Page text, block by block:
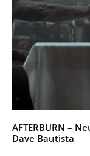
AFTERBURN –
Dave Bautista